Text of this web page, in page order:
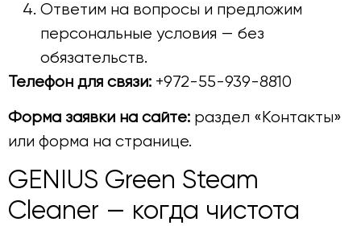
Ответим на вопросы и предложим
персональные условия — без
обязательств.
Телефон для связи: +972-55-939-8810
Форма заявки на сайте: раздел «Контакты»
или форма на странице.
GENIUS Green Steam
Cleaner — когда чистота